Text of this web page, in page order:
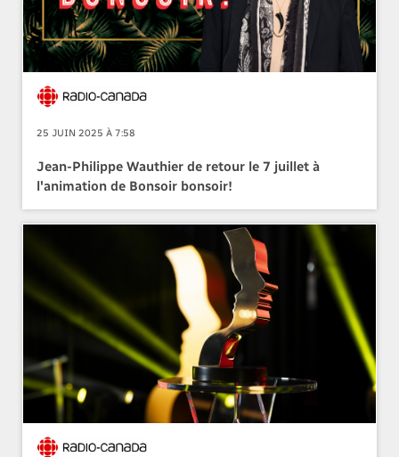
25 JUIN 2025 À 7:58
Jean-Philippe Wauthier de retour le 7 juillet à
l'animation de Bonsoir bonsoir!